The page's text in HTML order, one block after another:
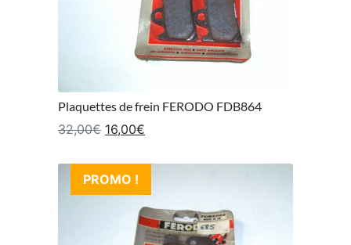
Plaquettes de frein FERODO FDB864
32,00€ Le prix initial était : 32,00€.
16,00€
PROMO !